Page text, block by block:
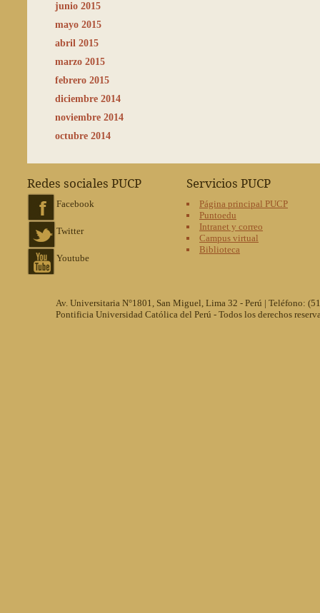
junio 2015
mayo 2015
abril 2015
marzo 2015
febrero 2015
diciembre 2014
noviembre 2014
octubre 2014
Redes sociales PUCP
Facebook
Twitter
Youtube
Servicios PUCP
Página principal PUCP
Puntoedu
Intranet y correo
Campus virtual
Biblioteca
Av. Universitaria N°1801, San Miguel, Lima 32 - Perú | Teléfono:
Pontificia Universidad Católica del Perú - Todos los derechos